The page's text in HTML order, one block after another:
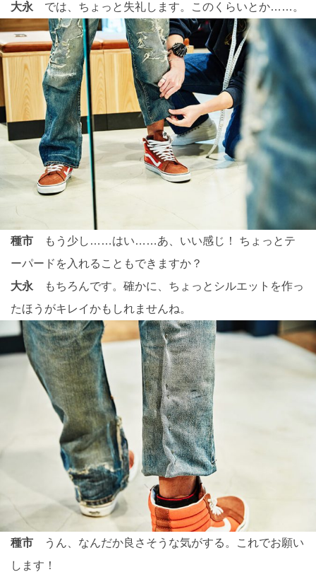
大永 では、ちょっと失礼します。このくらいとか……。
種市 もう少し……はい……あ、いい感じ！ ちょっとテ
ーパードを入れることもできますか？
大永 もちろんです。確かに、ちょっとシルエットを作っ
たほうがキレイかもしれませんね。
種市 うん、なんだか良さそうな気がする。これでお願い
します！